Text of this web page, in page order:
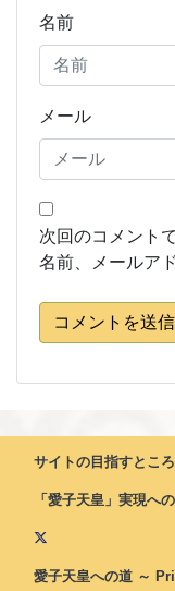
名前
メール
次回のコメント
名前、メールア
コメントを送信
サイトの目指すところ
「愛子天皇」実現へ
愛子天皇への道 ～